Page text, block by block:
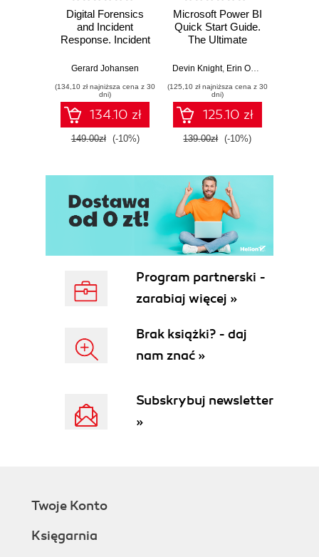
Digital Forensics
and Incident
Response. Incident
and techniques for
threat response -
Fourth Edition
Gerard Johansen
(134,10 zł najniższa cena z 30
dni)
134.10 zł
149.00zł (-10%)
Microsoft Power BI
Quick Start Guide.
The Ultimate
to Power BI, Data
Tools, and
Microsoft Fabric -
Fourth Edition
Devin Knight, Erin Ostrowsky
(125,10 zł najniższa cena z 30
dni)
125.10 zł
139.00zł (-10%)
Program partnerski -
zarabiaj więcej »
Brak książki? - daj
nam znać »
Subskrybuj newsletter
»
Twoje Konto
Księgarnia